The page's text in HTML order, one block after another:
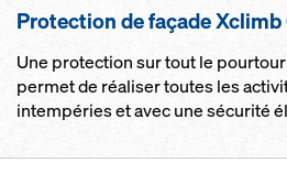
Protection de façade Xclimb
Une protection sur tout le
permet de réaliser toutes les
intempéries et avec une sécurité